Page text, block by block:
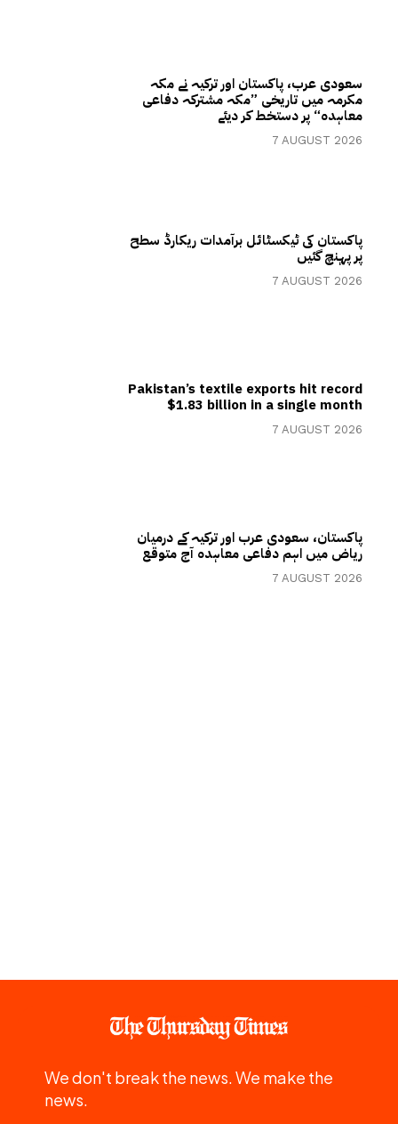
سعودی عرب، پاکستان اور ترکیہ نے مکہ
مکرمہ میں تاریخی ”مکہ مشترکہ دفاعی
معاہدہ“ پر دستخط کر دیئے
7 AUGUST 2026
پاکستان کی ٹیکسٹائل برآمدات ریکارڈ سطح
پر پہنچ گئیں
7 AUGUST 2026
Pakistan’s textile exports hit record
$1.83 billion in a single month
7 AUGUST 2026
پاکستان، سعودی عرب اور ترکیہ کے درمیان
ریاض میں اہم دفاعی معاہدہ آج متوقع
7 AUGUST 2026
We don't break the news. We make the
news.